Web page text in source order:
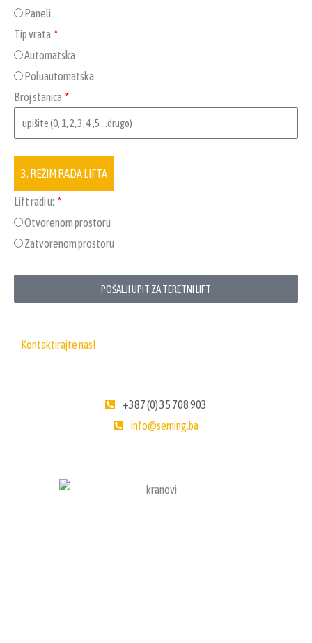
Paneli
Tip vrata
Automatska
Poluautomatska
Broj stanica
3. REŽIM RADA LIFTA
Lift radi u:
Otvorenom prostoru
Zatvorenom prostoru
POŠALJI UPIT ZA TERETNI LIFT
Kontaktirajte nas!
+387 (0) 35 708 903
info@seming.ba